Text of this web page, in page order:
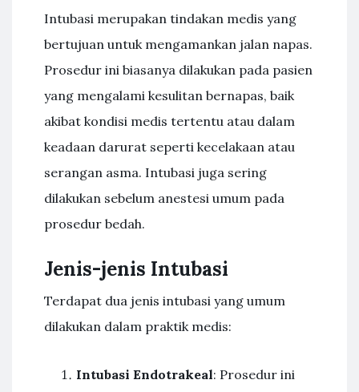
Intubasi merupakan tindakan medis yang
bertujuan untuk mengamankan jalan napas.
Prosedur ini biasanya dilakukan pada pasien
yang mengalami kesulitan bernapas, baik
akibat kondisi medis tertentu atau dalam
keadaan darurat seperti kecelakaan atau
serangan asma. Intubasi juga sering
dilakukan sebelum anestesi umum pada
prosedur bedah.
Jenis-jenis Intubasi
Terdapat dua jenis intubasi yang umum
dilakukan dalam praktik medis:
Intubasi Endotrakeal: Prosedur ini